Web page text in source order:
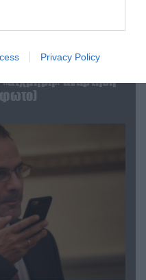
Privacy Policy
ανάρτηση